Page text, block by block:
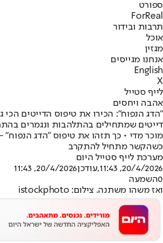
ספורט
ForReal
תרבות ובידור
אוכל
מגזין
אנחנו מגייסים
English
X
לייף סטייל
אהבה ויחסים
"הדג הנפוח": הכירו את טיפוס הדייטים הכי
דייטים שמתחילים בהתלהבות ונגמרים
מוכר מדי • כך תזהו את טיפוס "הדג הנפוח"
כשהקשר מתחיל להתקרב
מערכת לייף סטייל היום
20/4/2026, 11:43
,עודכן20/4/2026, 11:43
0השמעה
ואז משהו משתנה. צילום: istockphoto